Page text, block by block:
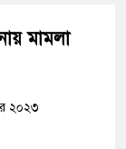
মামলা
২০২৩